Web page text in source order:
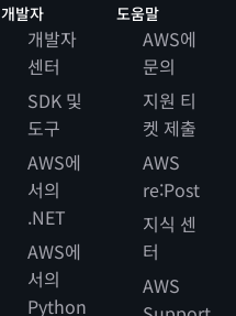
개발자
개발자
센터
SDK 및
도구
AWS에
서의
.NET
AWS에
서의
Python
도움말
AWS에
문의
지원 티
켓 제출
AWS
re:Post
지식 센
터
AWS